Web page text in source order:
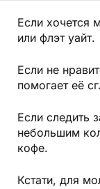
Если хочется
или флэт уайт.
Если не
помогает её
Если следить
небольшим
кофе.
Кстати, для